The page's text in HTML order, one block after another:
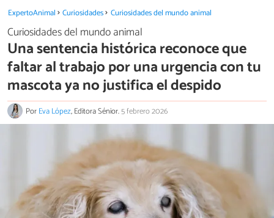
ExpertoAnimal Curiosidades Curiosidades del mundo animal
Curiosidades del mundo animal
Una sentencia histórica reconoce que
faltar al trabajo por una urgencia con tu
mascota ya no justifica el despido
PorEva López, Editora Sénior.5 febrero 2026